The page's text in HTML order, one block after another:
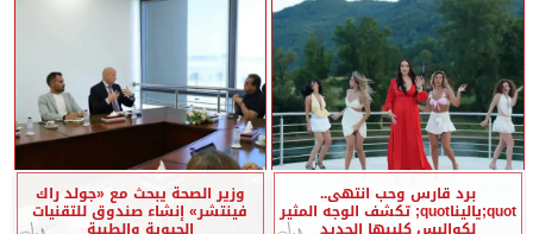
برد قارس وحب انتهى..
quot;ياليناquot; تكشف الوجه المثير
وزير الصحة يبحث مع «جولد راك
فينتشر» إنشاء صندوق للتقنيات